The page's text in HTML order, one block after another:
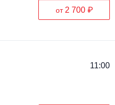
от 2 700 ₽
11:00